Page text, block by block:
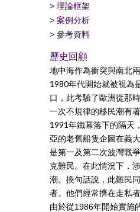
> 理論框架
> 案例分析
> 參考資料
歷史回顧
地中海作為衝突與南北
1980年代開始就被視為
口，此考驗了歐洲從那
一次不規律的移民潮有
1991年鐵幕落下的隔天
亞的老舊船隻企圖在義
是第一及第二次波灣戰
克難民。在此情況下，
潮。換句話說，此難民
者。他們經常擠在走私
由於從1986年開始實施